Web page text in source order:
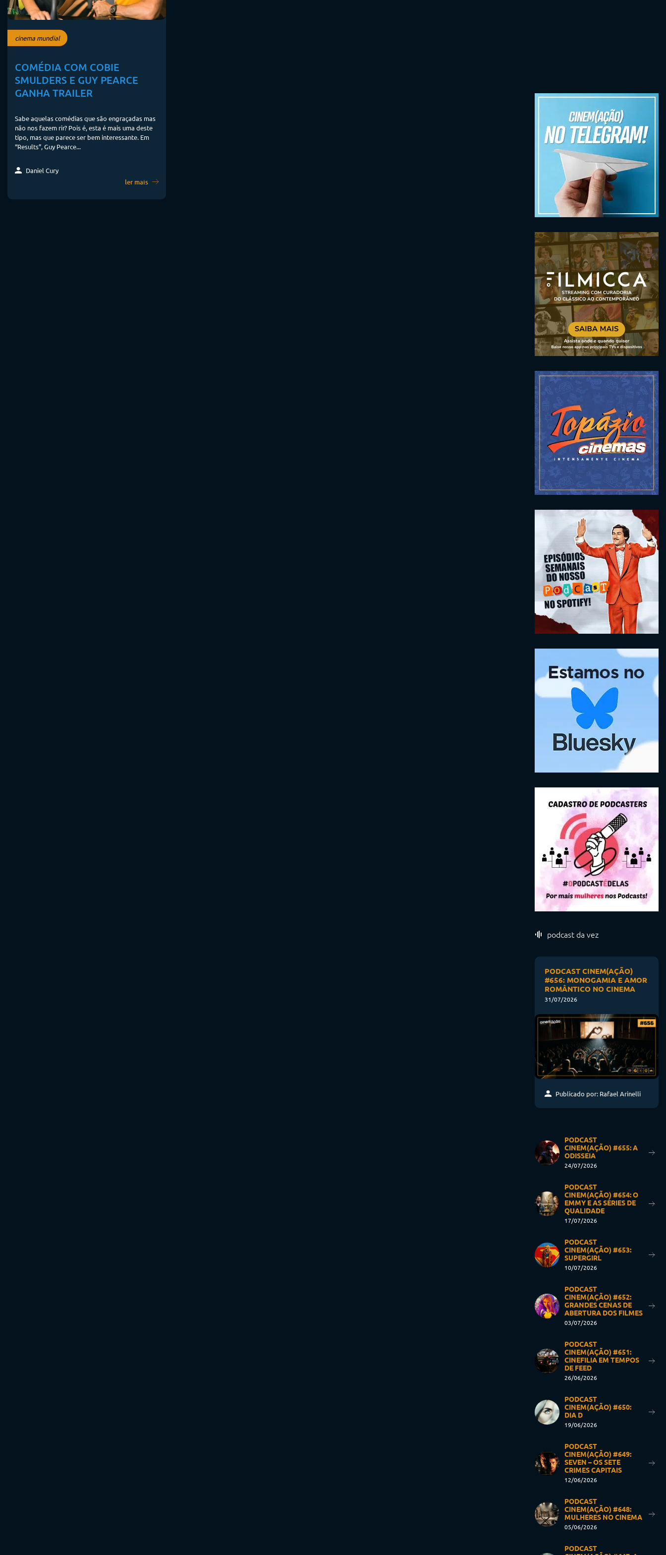
cinema mundial
COMÉDIA COM COBIE
SMULDERS E GUY PEARCE
GANHA TRAILER
Sabe aquelas comédias que são engraçadas mas
não nos fazem rir? Pois é, esta é mais uma deste
tipo, mas que parece ser bem interessante. Em
“Results”, Guy Pearce...
Daniel Cury
ler mais
podcast da vez
PODCAST CINEM(AÇÃO)
#656: MONOGAMIA E AMOR
ROMÂNTICO NO CINEMA
31/07/2026
Publicado por: Rafael Arinelli
PODCAST
CINEM(AÇÃO) #655: A
ODISSEIA
24/07/2026
PODCAST
CINEM(AÇÃO) #654: O
EMMY E AS SÉRIES DE
QUALIDADE
17/07/2026
PODCAST
CINEM(AÇÃO) #653:
SUPERGIRL
10/07/2026
PODCAST
CINEM(AÇÃO) #652:
GRANDES CENAS DE
ABERTURA DOS FILMES
03/07/2026
PODCAST
CINEM(AÇÃO) #651:
CINEFILIA EM TEMPOS
DE FEED
26/06/2026
PODCAST
CINEM(AÇÃO) #650:
DIA D
19/06/2026
PODCAST
CINEM(AÇÃO) #649:
SEVEN – OS SETE
CRIMES CAPITAIS
12/06/2026
PODCAST
CINEM(AÇÃO) #648:
MULHERES NO CINEMA
05/06/2026
PODCAST